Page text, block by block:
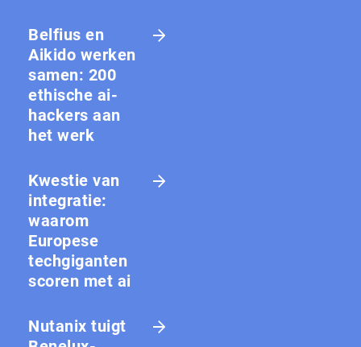
Belfius en
Aikido werken
samen: 200
ethische ai-
hackers aan
het werk
Kwestie van
integratie:
waarom
Europese
techgiganten
scoren met ai
Nutanix tuigt